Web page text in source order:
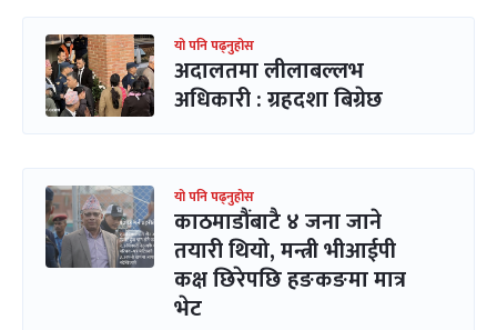
यो पनि पढ्नुहोस
अदालतमा लीलाबल्लभ
अधिकारी : ग्रहदशा बिग्रेछ
यो पनि पढ्नुहोस
काठमाडौंबाटै ४ जना जाने
तयारी थियो, मन्त्री भीआईपी
कक्ष छिरेपछि हङकङमा मात्र
भेट